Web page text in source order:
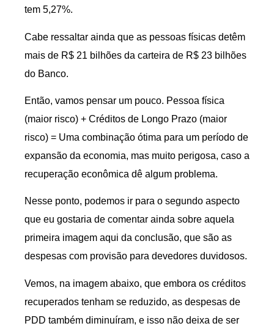
tem 5,27%.
Cabe ressaltar ainda que as pessoas físicas detêm
mais de R$ 21 bilhões da carteira de R$ 23 bilhões
do Banco.
Então, vamos pensar um pouco. Pessoa física
(maior risco) + Créditos de Longo Prazo (maior
risco) = Uma combinação ótima para um período de
expansão da economia, mas muito perigosa, caso a
recuperação econômica dê algum problema.
Nesse ponto, podemos ir para o segundo aspecto
que eu gostaria de comentar ainda sobre aquela
primeira imagem aqui da conclusão, que são as
despesas com provisão para devedores duvidosos.
Vemos, na imagem abaixo, que embora os créditos
recuperados tenham se reduzido, as despesas de
PDD também diminuíram, e isso não deixa de ser